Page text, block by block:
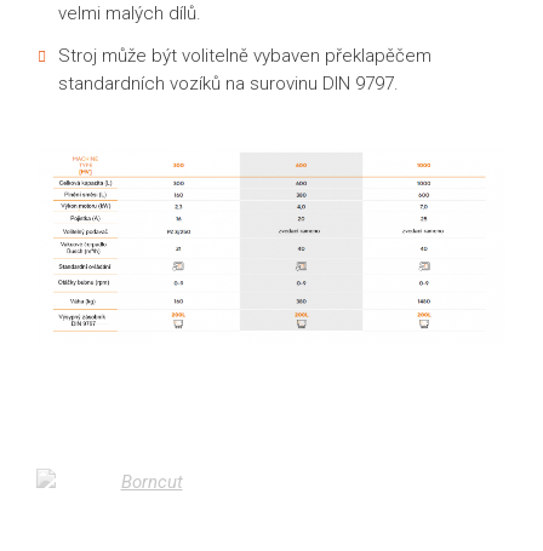
velmi malých dílů.
Stroj může být volitelně vybaven překlapěčem
standardních vozíků na surovinu DIN 9797.